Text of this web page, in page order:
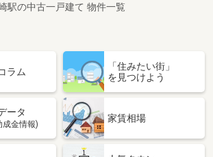
駅の中古一戸建て 物件一覧
ラム
「住みたい街」
を見つけよう
ータ
成金情報)
家賃相場